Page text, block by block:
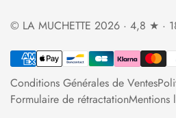
Politique de retour et de
Contact
de 10h30 à 13h et de 14h à 19h
lamuchette.boutique@gmail.com
© LA MUCHETTE 2026 · 4,8 ★ ·
Conditions Générales de Ventes
Formulaire de rétractationMentions